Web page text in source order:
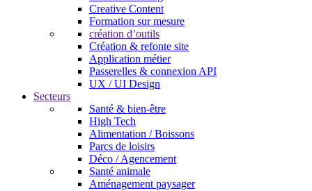
Creative Content
Formation sur mesure
création d’outils
Création & refonte site
Application métier
Passerelles & connexion API
UX / UI Design
Secteurs
Santé & bien-être
High Tech
Alimentation / Boissons
Parcs de loisirs
Déco / Agencement
Santé animale
Aménagement paysager